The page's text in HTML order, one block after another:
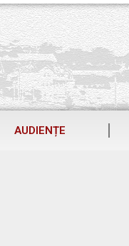
AUDIENȚE